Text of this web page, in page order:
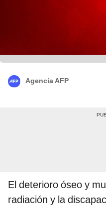
Agencia AFP
El deterioro óseo y
radiación y la